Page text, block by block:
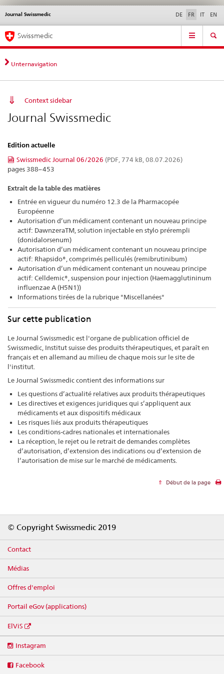
Navigation
directe:
actualités,
bases
contact
Actualités & Mises à
normes
Contact | Support &
aide
Journal Swissmedic DE FR IT EN
Service
Navigation
Swissmedic
Unternavigation
Context sidebar
Journal Swissmedic
Edition actuelle
Swissmedic Journal 06/2026 (PDF, 774 kB, 08.07.2026)
pages 388–453
Extrait de la table des matières
Entrée en vigueur du numéro 12.3 de la Pharmacopée
Européenne
Autorisation d’un médicament contenant un nouveau principe
actif: DawnzeraTM, solution injectable en stylo prérempli
(donidalorsenum)
Autorisation d’un médicament contenant un nouveau principe
actif: Rhapsido®, comprimés pelliculés (remibrutinibum)
Autorisation d’un médicament contenant un nouveau principe
actif: Celldemic®, suspension pour injection (Haemagglutininum
influenzae A (H5N1))
Informations tirées de la rubrique "Miscellanées"
Sur cette publication
Le Journal Swissmedic est l'organe de publication officiel de
Swissmedic, Institut suisse des produits thérapeutiques, et paraît en
français et en allemand au milieu de chaque mois sur le site de
l'institut.
Le Journal Swissmedic contient des informations sur
Les questions d’actualité relatives aux produits thérapeutiques
Les directives et exigences juridiques qui s’appliquent aux
médicaments et aux dispositifs médicaux
Les risques liés aux produits thérapeutiques
Les conditions-cadres nationales et internationales
La réception, le rejet ou le retrait de demandes complètes
d’autorisation, d’extension des indications ou d’extension de
l’autorisation de mise sur le marché de médicaments.
Début de la page
© Copyright Swissmedic 2019
Contact
Médias
Offres d'emploi
Portail eGov (applications)
ElViS
media
Instagram
Facebook